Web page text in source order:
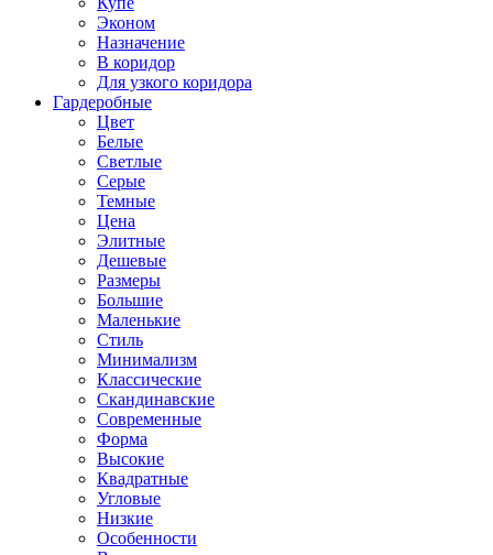
Эконом
Назначение
В коридор
Для узкого коридора
Гардеробные
Цвет
Белые
Светлые
Серые
Темные
Цена
Элитные
Дешевые
Размеры
Большие
Маленькие
Стиль
Минимализм
Классические
Скандинавские
Современные
Форма
Высокие
Квадратные
Угловые
Низкие
Особенности